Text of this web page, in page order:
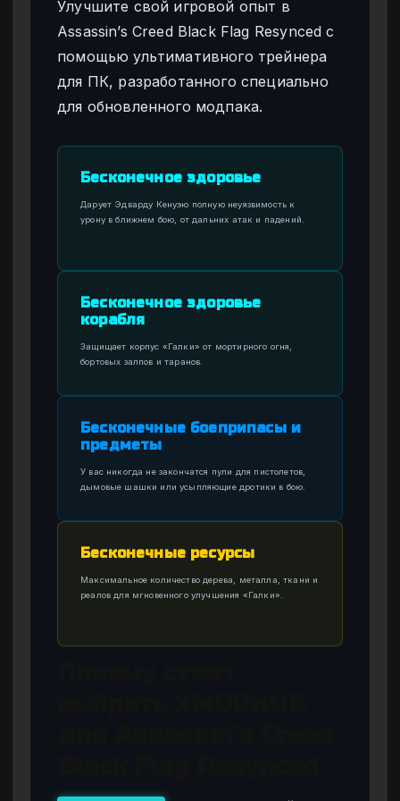
Улучшите свой игровой опыт в
Assassin’s Creed Black Flag Resynced с
помощью ультимативного трейнера
для ПК, разработанного специально
для обновленного модпака.
Бесконечное здоровье
Дарует Эдварду Кенуэю полную неуязвимость к
урону в ближнем бою, от дальних атак и падений.
Бесконечное здоровье
корабля
Защищает корпус «Галки» от мортирного огня,
бортовых залпов и таранов.
Бесконечные боеприпасы и
предметы
У вас никогда не закончатся пули для пистолетов,
дымовые шашки или усыпляющие дротики в бою.
Бесконечные ресурсы
Максимальное количество дерева, металла, ткани и
реалов для мгновенного улучшения «Галки».